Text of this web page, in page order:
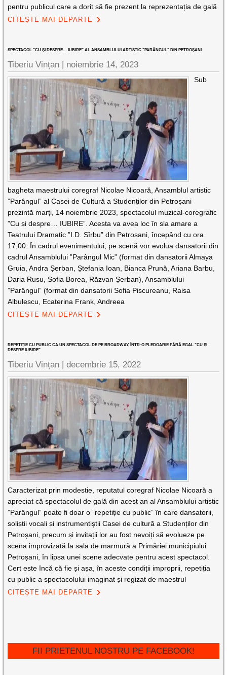
pentru publicul care a dorit să fie prezent la reprezentația de gală
CITEȘTE MAI DEPARTE
SPECTACOL ”CU ȘI DESPRE… IUBIRE” AL ANSAMBLULUI ARTISTIC ”PARÂNGUL” DIN PETROȘANI
Tiberiu Vințan | noiembrie 14, 2023
Sub
bagheta maestrului coregraf Nicolae Nicoară, Ansamblul artistic
”Parângul” al Casei de Cultură a Studenților din Petroșani
prezintă marți, 14 noiembrie 2023, spectacolul muzical-coregrafic
”Cu și despre… IUBIRE”. Acesta va avea loc în sla amare a
Teatrului Dramatic ”I.D. Sîrbu” din Petroșani, începând cu ora
17,00. În cadrul evenimentului, pe scenă vor evolua dansatorii din
cadrul Ansamblului ”Parângul Mic” (format din dansatorii Almaya
Gruia, Andra Șerban, Ștefania Ioan, Bianca Prună, Ariana Barbu,
Daria Rusu, Sofia Borea, Răzvan Șerban), Ansamblului
”Parângul” (format din dansatorii Sofia Piscureanu, Raisa
Albulescu, Ecaterina Frank, Andreea
CITEȘTE MAI DEPARTE
REPETIȚIE CU PUBLIC CA UN SPECTACOL DE PE BROADWAY, ÎNTR-O PLEDOARIE FĂRĂ EGAL ”CU ȘI
DESPRE IUBIRE”
Tiberiu Vințan |decembrie 15, 2022
Caracterizat prin modestie, reputatul coregraf Nicolae Nicoară a
apreciat că spectacolul de gală din acest an al Ansamblului artistic
”Parângul” poate fi doar o ”repetiție cu public” în care dansatorii,
soliștii vocali și instrumentiștii Casei de cultură a Studenților din
Petroșani, precum și invitații lor au fost nevoiți să evolueze pe
scena improvizată la sala de marmură a Primăriei municipiului
Petroșani, în lipsa unei scene adecvate pentru acest spectacol.
Cert este încă că fie și așa, în aceste condiții improprii, repetiția
cu public a spectacolului imaginat și regizat de maestrul
CITEȘTE MAI DEPARTE
FII PRIETENUL NOSTRU PE FACEBOOK!